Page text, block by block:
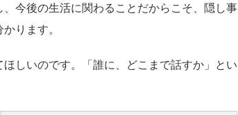
今後の生活に関わることだからこそ、隠し事
ります。
しいのです。「誰に、どこまで話すか」とい